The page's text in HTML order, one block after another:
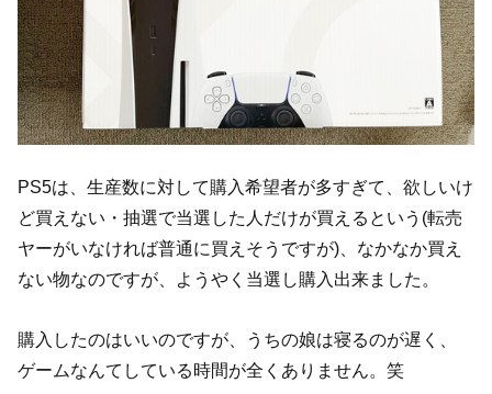
PS5は、生産数に対して購入希望者が多すぎて、欲しいけ
ど買えない・抽選で当選した人だけが買えるという(転売
ヤーがいなければ普通に買えそうですが)、なかなか買え
ない物なのですが、ようやく当選し購入出来ました。
購入したのはいいのですが、うちの娘は寝るのが遅く、
ゲームなんてしている時間が全くありません。笑